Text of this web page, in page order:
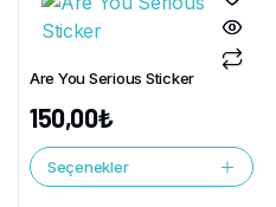
Are You Serious Sticker
150,00₺
Seçenekler